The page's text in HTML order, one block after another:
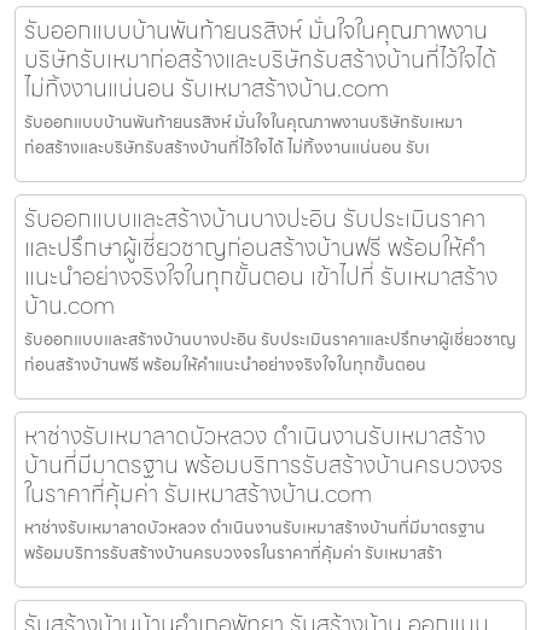
รับออกแบบบ้านพันท้ายนรสิงห์ มั่นใจในคุณภาพงาน
บริษัทรับเหมาก่อสร้างและบริษัทรับสร้างบ้านที่ไว้ใจได้
ไม่ทิ้งงานแน่นอน รับเหมาสร้างบ้าน.com
รับออกแบบบ้านพันท้ายนรสิงห์ มั่นใจในคุณภาพงานบริษัทรับเหมา
ก่อสร้างและบริษัทรับสร้างบ้านที่ไว้ใจได้ ไม่ทิ้งงานแน่นอน รับเ
รับออกแบบและสร้างบ้านบางปะอิน รับประเมินราคา
และปรึกษาผู้เชี่ยวชาญก่อนสร้างบ้านฟรี พร้อมให้คำ
แนะนำอย่างจริงใจในทุกขั้นตอน เข้าไปที่ รับเหมาสร้าง
บ้าน.com
รับออกแบบและสร้างบ้านบางปะอิน รับประเมินราคาและปรึกษาผู้เชี่ยวชาญ
ก่อนสร้างบ้านฟรี พร้อมให้คำแนะนำอย่างจริงใจในทุกขั้นตอน
หาช่างรับเหมาลาดบัวหลวง ดำเนินงานรับเหมาสร้าง
บ้านที่มีมาตรฐาน พร้อมบริการรับสร้างบ้านครบวงจร
ในราคาที่คุ้มค่า รับเหมาสร้างบ้าน.com
หาช่างรับเหมาลาดบัวหลวง ดำเนินงานรับเหมาสร้างบ้านที่มีมาตรฐาน
พร้อมบริการรับสร้างบ้านครบวงจรในราคาที่คุ้มค่า รับเหมาสร้า